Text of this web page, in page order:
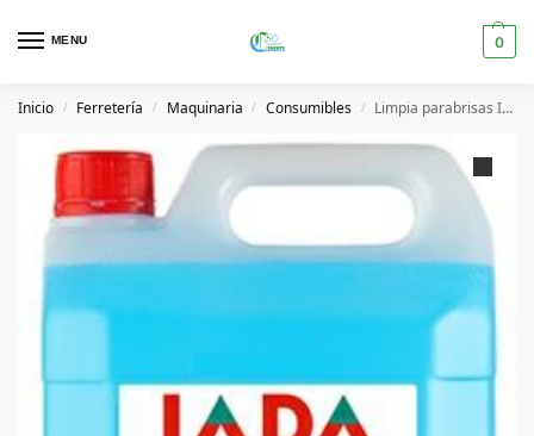
MENU 0
Inicio / Ferretería / Maquinaria / Consumibles / Limpia parabrisas IADA 5L